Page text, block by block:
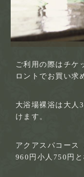
ご利用の際はチケ
ロントでお買い求
大浴場裸浴は大人
けます。
アクアスパコース
960円小人750円と